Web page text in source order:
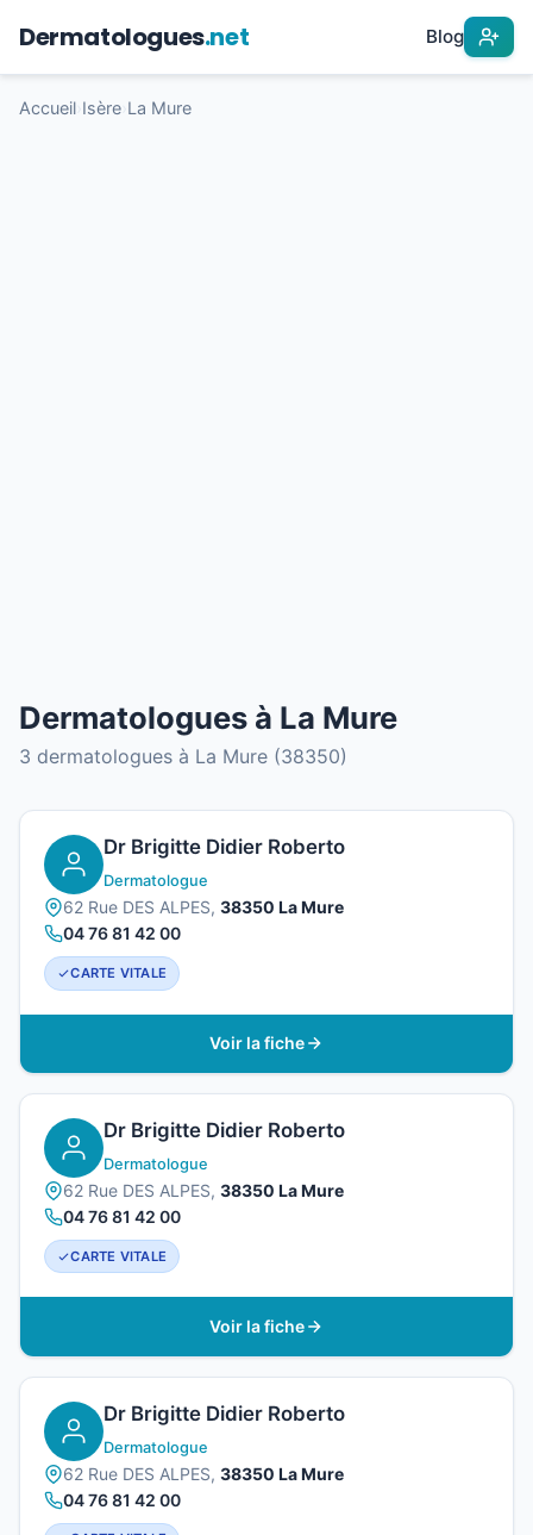
Dermatologues.net Blog
Accueil Isère La Mure
Dermatologues à La Mure
3 dermatologues à La Mure (38350)
Dr Brigitte Didier Roberto
Dermatologue
62 Rue DES ALPES, 38350 La Mure
04 76 81 42 00
CARTE VITALE
Voir la fiche
Dr Brigitte Didier Roberto
Dermatologue
62 Rue DES ALPES, 38350 La Mure
04 76 81 42 00
CARTE VITALE
Voir la fiche
Dr Brigitte Didier Roberto
Dermatologue
62 Rue DES ALPES, 38350 La Mure
04 76 81 42 00